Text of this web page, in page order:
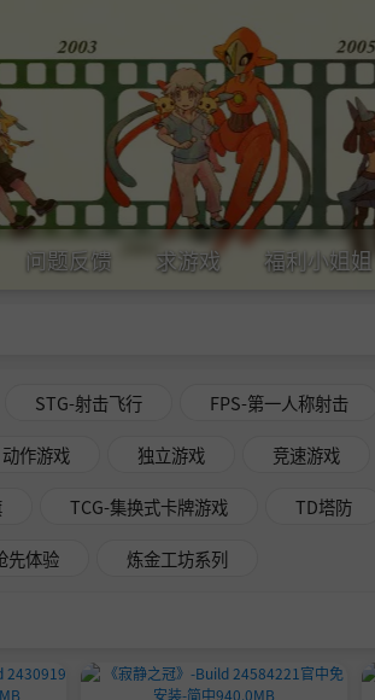
问题反馈 求游戏 福利小姐姐
STG-射击飞行 FPS-第一人称射击
动作游戏 独立游戏 竞速游戏
TCG-集换式卡牌游戏 TD塔防
先体验 炼金工坊系列